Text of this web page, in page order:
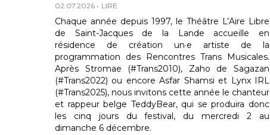
02.07.2026 LIRE
Chaque année depuis 1997, le Théâtre L’Aire Libre
de Saint-Jacques de la Lande accueille en
résidence de création un·e artiste de la
programmation des Rencontres Trans Musicales.
Après Stromae (#Trans2010), Zaho de Sagazan
(#Trans2022) ou encore Asfar Shamsi et Lynx IRL
(#Trans2025), nous invitons cette année le chanteur
et rappeur belge TeddyBear, qui se produira donc
les cinq jours du festival, du mercredi 2 au
dimanche 6 décembre.